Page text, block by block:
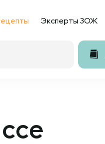
Эксперты ЗОЖ